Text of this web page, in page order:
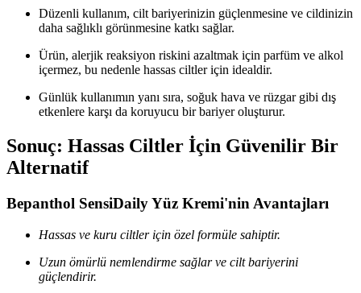
Düzenli kullanım, cilt bariyerinizin güçlenmesine ve cildinizin
daha sağlıklı görünmesine katkı sağlar.
Ürün, alerjik reaksiyon riskini azaltmak için parfüm ve alkol
içermez, bu nedenle hassas ciltler için idealdir.
Günlük kullanımın yanı sıra, soğuk hava ve rüzgar gibi dış
etkenlere karşı da koruyucu bir bariyer oluşturur.
Sonuç: Hassas Ciltler İçin Güvenilir Bir
Alternatif
Bepanthol SensiDaily Yüz Kremi'nin Avantajları
Hassas ve kuru ciltler için özel formüle sahiptir.
Uzun ömürlü nemlendirme sağlar ve cilt bariyerini
güçlendirir.